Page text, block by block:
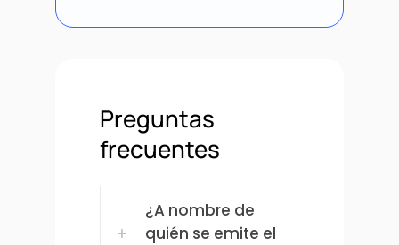
Preguntas
frecuentes
¿A nombre de
quién se emite el